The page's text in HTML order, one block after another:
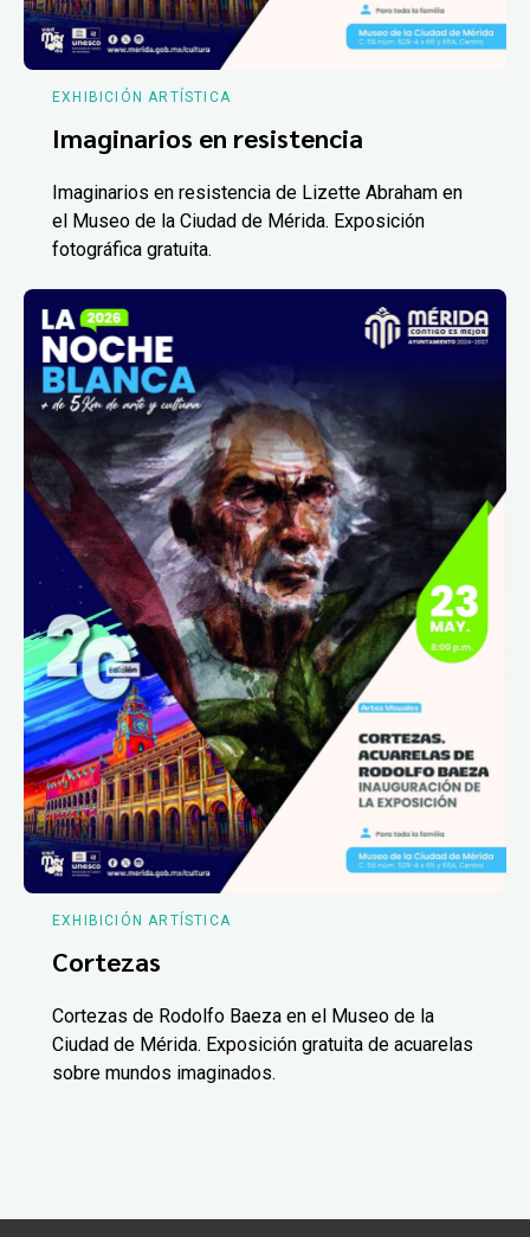
EXHIBICIÓN ARTÍSTICA
Imaginarios en resistencia
Imaginarios en resistencia de Lizette Abraham en
el Museo de la Ciudad de Mérida. Exposición
fotográfica gratuita.
EXHIBICIÓN ARTÍSTICA
Cortezas
Cortezas de Rodolfo Baeza en el Museo de la
Ciudad de Mérida. Exposición gratuita de acuarelas
sobre mundos imaginados.